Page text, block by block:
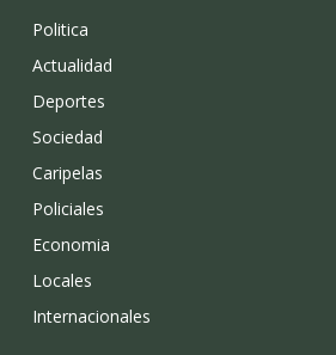
Politica
Actualidad
Deportes
Sociedad
Caripelas
Policiales
Economia
Locales
Internacionales